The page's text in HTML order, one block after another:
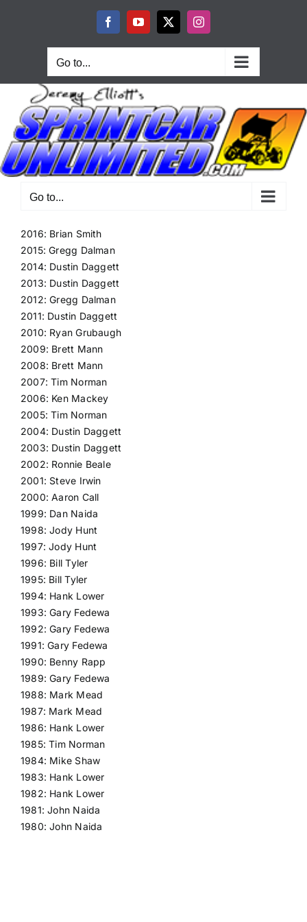
FacebookYouTube
X Instagram
Go to...
Go to...
2016: Brian Smith
2015: Gregg Dalman
2014: Dustin Daggett
2013: Dustin Daggett
2012: Gregg Dalman
2011: Dustin Daggett
2010: Ryan Grubaugh
2009: Brett Mann
2008: Brett Mann
2007: Tim Norman
2006: Ken Mackey
2005: Tim Norman
2004: Dustin Daggett
2003: Dustin Daggett
2002: Ronnie Beale
2001: Steve Irwin
2000: Aaron Call
1999: Dan Naida
1998: Jody Hunt
1997: Jody Hunt
1996: Bill Tyler
1995: Bill Tyler
1994: Hank Lower
1993: Gary Fedewa
1992: Gary Fedewa
1991: Gary Fedewa
1990: Benny Rapp
1989: Gary Fedewa
1988: Mark Mead
1987: Mark Mead
1986: Hank Lower
1985: Tim Norman
1984: Mike Shaw
1983: Hank Lower
1982: Hank Lower
1981: John Naida
1980: John Naida